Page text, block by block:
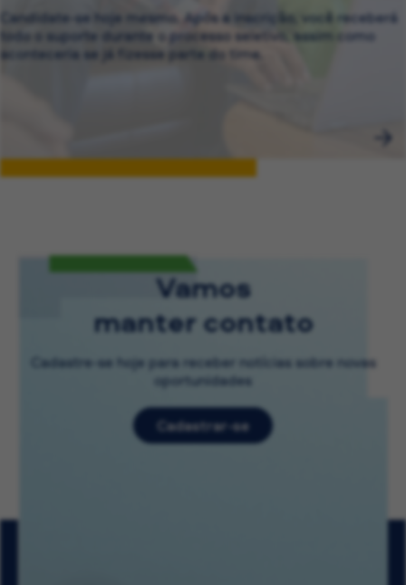
Candidate-se hoje mesmo. Após a inscrição, você receberá
todo o suporte durante o processo seletivo, assim como
aconteceria se já fizesse parte do time.
Vamos
manter contato
Cadastre-se hoje para receber notícias sobre novas
oportunidades
Cadastrar-se